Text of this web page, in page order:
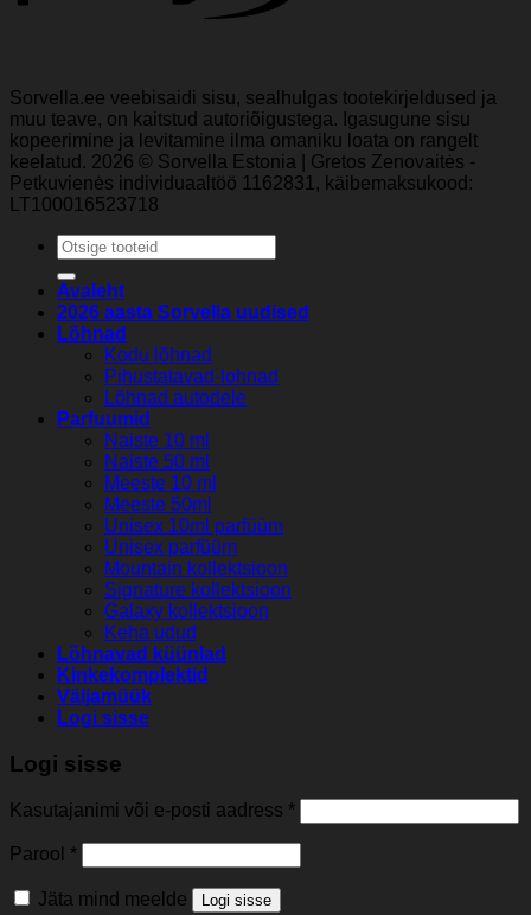
Sorvella.ee veebisaidi sisu, sealhulgas tootekirjeldused ja
muu teave, on kaitstud autoriõigustega. Igasugune sisu
kopeerimine ja levitamine ilma omaniku loata on rangelt
keelatud. 2026 © Sorvella Estonia | Gretos Zenovaitės -
Petkuvienės individuaaltöö 1162831, käibemaksukood:
LT100016523718
Otsi:
Avaleht
2026 aasta Sorvella uudised
Lõhnad
Kodu lõhnad
Pihustatavad-lohnad
Lõhnad autodele
Parfuumid
Naiste 10 ml
Naiste 50 ml
Meeste 10 ml
Meeste 50ml
Unisex 10ml parfüüm
Unisex parfüüm
Mountain kollektsioon
Signature kollektsioon
Galaxy kollektsioon
Keha udud
Lõhnavad küünlad
Kinkekomplektid
Väljamüük
Logi sisse
Logi sisse
Kasutajanimi või e-posti aadress *
Parool *
Jäta mind meelde Logi sisse